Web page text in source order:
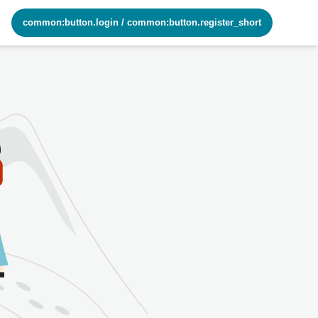
common:button.login / common:button.register_short